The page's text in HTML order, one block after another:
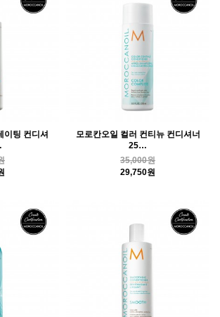
이팅 컨디셔
모로칸오일 컬러 컨티뉴 컨디셔너
25…
35,000원
29,750원